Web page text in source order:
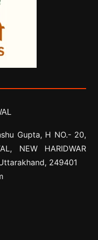
Gupta, H NO.- 20,
NEW HARIDWAR
249401